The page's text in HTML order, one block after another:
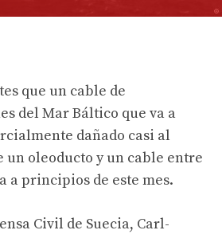
que un cable de
del Mar Báltico que va a
dañado casi al
un oleoducto y un cable entre
a principios de este mes.
Civil de Suecia, Carl-